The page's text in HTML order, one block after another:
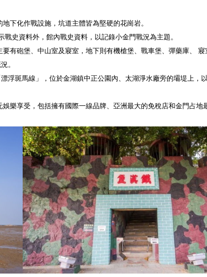
下化作戰設施，坑道主體皆為堅硬的花崗岩。
史資料外，館內戰史資料，以記錄小金門戰況為主題。
有砲堡、中山室及寢室，地下則有機槍堡、戰車堡、彈藥庫、
。
浮斑馬線」，位於金湖鎮中正公園內、太湖淨水廠旁的壩堤上
樂享受，包括擁有國際一線品牌、亞洲最大的免稅店和金門占地